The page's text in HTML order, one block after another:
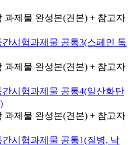
과제물 완성본(견본) + 참고자
간시험과제물 공통3(스페인 독
과제물 완성본(견본) + 참고자
간시험과제물 공통4(일산화탄
과제물 완성본(견본) + 참고자
간시험과제물 공통1(질병, 낙